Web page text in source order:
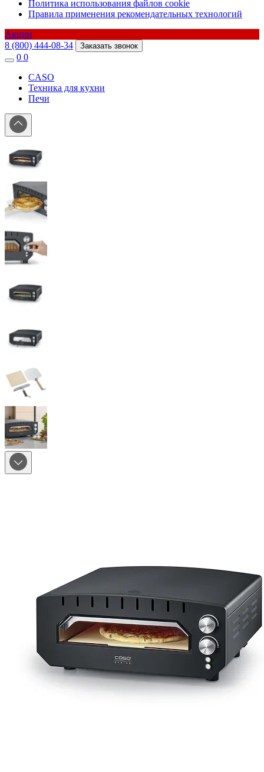
Политика использования файлов cookie
Правила применения рекомендательных технологий
Акции
8 (800) 444-08-34
Заказать звонок
0 0
CASO
Техника для кухни
Печи